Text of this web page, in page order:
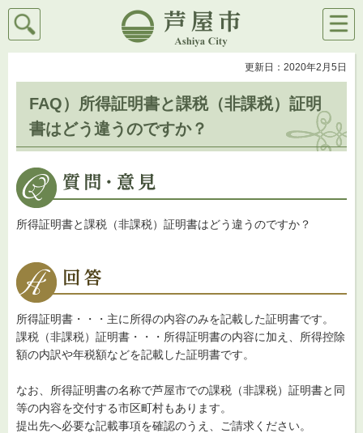
芦屋市
検索
メニ
ュー
更新日：2020年2月5日
FAQ）所得証明書と課税（非課税）証明
書はどう違うのですか？
所得証明書と課税（非課税）証明書はどう違うのですか？
所得証明書・・・主に所得の内容のみを記載した証明書です。
課税（非課税）証明書・・・所得証明書の内容に加え、所得控除
額の内訳や年税額などを記載した証明書です。
なお、所得証明書の名称で芦屋市での課税（非課税）証明書と同
等の内容を交付する市区町村もあります。
提出先へ必要な記載事項を確認のうえ、ご請求ください。